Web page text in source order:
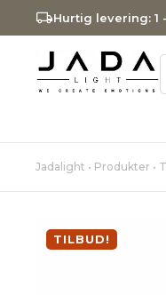
Hurtig levering: 1
Jadalight • Produkter •
TILBUD!